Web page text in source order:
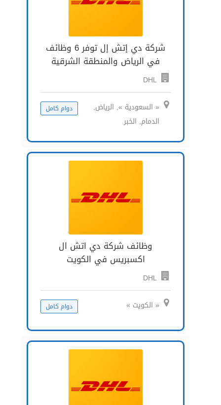
شركة دي إتش إل توفر 6 وظائف
في الرياض والمنطقة الشرقية
DHL
« السعودية », الرياض,
الدمام, الخبر
دوام كامل
وظائف شركة دي اتش ال
اكسبريس في الكويت
DHL
« الكويت » دوام كامل